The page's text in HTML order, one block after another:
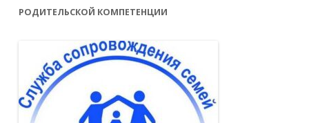
РОДИТЕЛЬСКОЙ КОМПЕТЕНЦИИ